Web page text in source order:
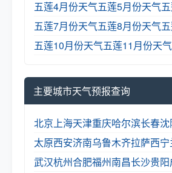
五莲4月份天气五莲5月份天气
五莲7月份天气五莲8月份天气
五莲10月份天气五莲11月份天气
主要城市天气预报查询
北京 上海天津重庆哈尔滨长春沈
太原西安济南乌鲁木齐拉萨西宁
武汉杭州合肥福州南昌长沙贵阳